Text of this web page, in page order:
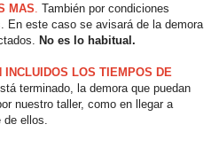
MAS También por condiciones
En este caso se avisará de la demora
No es lo habitual.
LOS TIEMPOS DE
terminado, la demora que puedan
nuestro taller, como en llegar a
ellos.